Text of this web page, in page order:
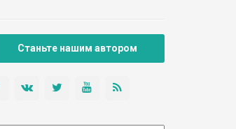
Станьте нашим автором